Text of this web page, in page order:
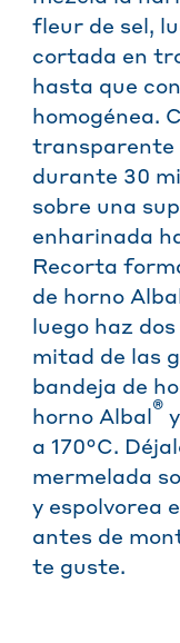
fleur de sel,
cortada en
hasta que
homogénea.
transparente
durante 30
sobre una
enharinada
Recorta
de horno Albal
luego haz
mitad de las
bandeja de
horno Albal ®
a 170°C.
mermelada
y espolvorea
antes de
te guste.